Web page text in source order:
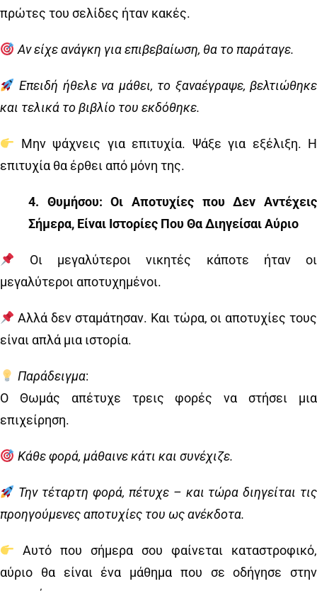
πρώτες του σελίδες ήταν κακές.
Αν είχε ανάγκη για επιβεβαίωση, θα το παράταγε.
Επειδή ήθελε να μάθει, το ξαναέγραψε, βελτιώθηκε
και τελικά το βιβλίο του εκδόθηκε.
Μην ψάχνεις για επιτυχία. Ψάξε για εξέλιξη. Η
επιτυχία θα έρθει από μόνη της.
4️. Θυμήσου: Οι Αποτυχίες που Δεν Αντέχεις
Σήμερα, Είναι Ιστορίες Που Θα Διηγείσαι Αύριο
Οι μεγαλύτεροι νικητές κάποτε ήταν οι
μεγαλύτεροι αποτυχημένοι.
Αλλά δεν σταμάτησαν. Και τώρα, οι αποτυχίες τους
είναι απλά μια ιστορία.
Παράδειγμα:
Ο Θωμάς απέτυχε τρεις φορές να στήσει μια
επιχείρηση.
Κάθε φορά, μάθαινε κάτι και συνέχιζε.
Την τέταρτη φορά, πέτυχε – και τώρα διηγείται τις
προηγούμενες αποτυχίες του ως ανέκδοτα.
Αυτό που σήμερα σου φαίνεται καταστροφικό,
αύριο θα είναι ένα μάθημα που σε οδήγησε στην